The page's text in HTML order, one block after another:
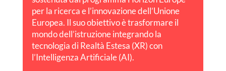
per la ricerca e l’innovazione dell’Unione
Europea. Il suo obiettivo è trasformare il
mondo dell’istruzione integrando la
tecnologia di Realtà Estesa (XR) con
l’Intelligenza Artificiale (AI).